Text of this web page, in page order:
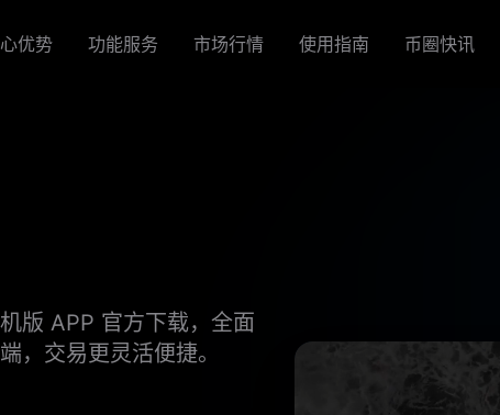
优势 功能服务 市场行情 使用指南 币圈快讯
版 APP 官方下载，全面
，交易更灵活便捷。